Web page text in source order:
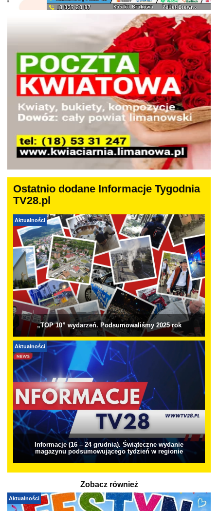
Ostatnio dodane Informacje Tygodnia
TV28.pl
Aktualności
„TOP 10” wydarzeń. Podsumowaliśmy 2025 rok
Aktualności
Informacje (16 – 24 grudnia). Świąteczne wydanie
magazynu podsumowującego tydzień w regionie
Zobacz również
Aktualności